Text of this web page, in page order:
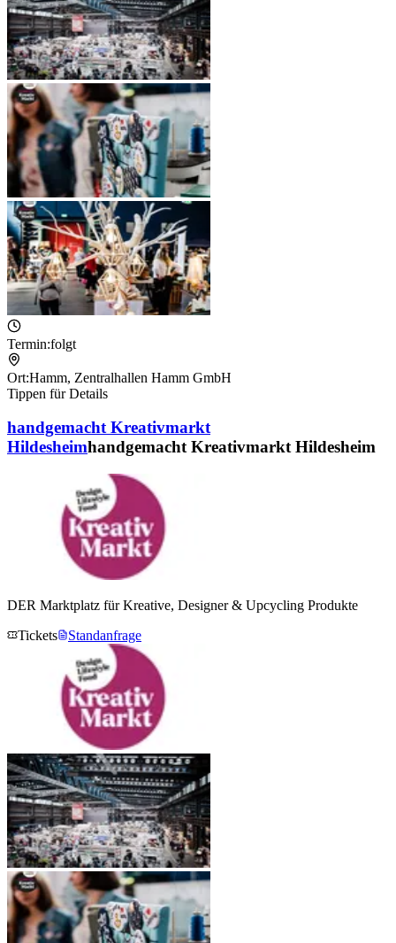
Termin:folgt
Ort:Hamm, Zentralhallen Hamm GmbH
Tippen für Details
handgemacht Kreativmarkt
Hildesheimhandgemacht Kreativmarkt Hildesheim
DER Marktplatz für Kreative, Designer & Upcycling Produkte
Tickets
Standanfrage